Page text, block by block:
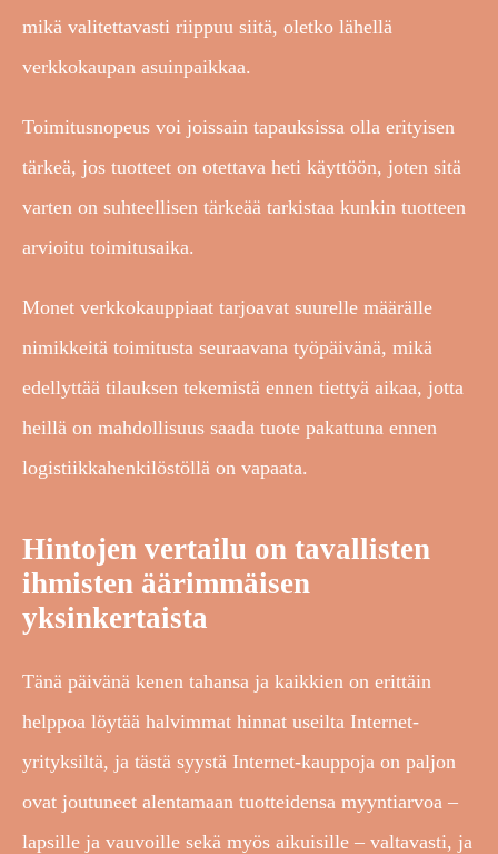
mikä valitettavasti riippuu siitä, oletko lähellä
verkkokaupan asuinpaikkaa.
Toimitusnopeus voi joissain tapauksissa olla erityisen
tärkeä, jos tuotteet on otettava heti käyttöön, joten sitä
varten on suhteellisen tärkeää tarkistaa kunkin tuotteen
arvioitu toimitusaika.
Monet verkkokauppiaat tarjoavat suurelle määrälle
nimikkeitä toimitusta seuraavana työpäivänä, mikä
edellyttää tilauksen tekemistä ennen tiettyä aikaa, jotta
heillä on mahdollisuus saada tuote pakattuna ennen
logistiikkahenkilöstöllä on vapaata.
Hintojen vertailu on tavallisten
ihmisten äärimmäisen
yksinkertaista
Tänä päivänä kenen tahansa ja kaikkien on erittäin
helppoa löytää halvimmat hinnat useilta Internet-
yrityksiltä, ja tästä syystä Internet-kauppoja on paljon
ovat joutuneet alentamaan tuotteidensa myyntiarvoa –
lapsille ja vauvoille sekä myös aikuisille – valtavasti, ja